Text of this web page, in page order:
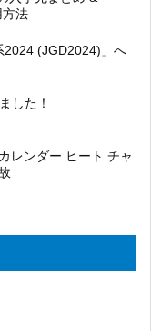
方法
2024 (JGD2024)」へ
した！
レンダー ヒート チャ